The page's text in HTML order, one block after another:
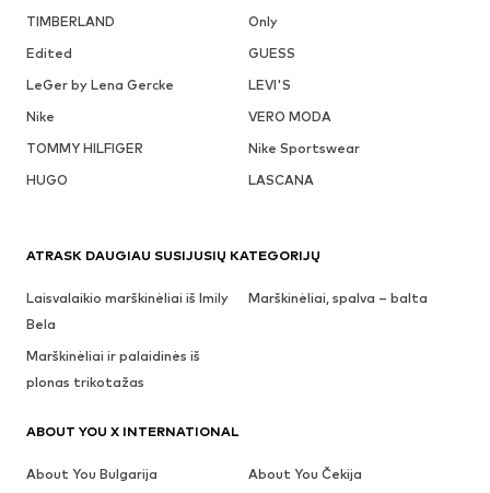
TIMBERLAND
Only
Edited
GUESS
LeGer by Lena Gercke
LEVI'S
Nike
VERO MODA
TOMMY HILFIGER
Nike Sportswear
HUGO
LASCANA
ATRASK DAUGIAU SUSIJUSIŲ KATEGORIJŲ
Laisvalaikio marškinėliai iš Imily
Bela
Marškinėliai, spalva – balta
Marškinėliai ir palaidinės iš
plonas trikotažas
ABOUT YOU X INTERNATIONAL
About You Bulgarija
About You Čekija